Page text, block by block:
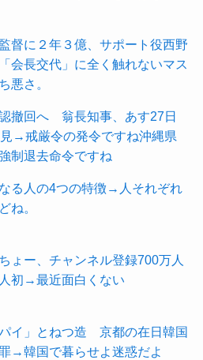
督に２年３億、サポート役西野
会長交代」に全く触れないマス
悪さ。
撤回へ 翁長知事、あす27日
→戒厳令の発令ですね沖縄県
制退去命令ですね
る人の4つの特徴→人それぞれ
ね。
ょー、チャンネル登録700万人
初→最近面白くない
パイ」とねつ造 京都の在日韓国
→韓国で暮らせよ迷惑だよ